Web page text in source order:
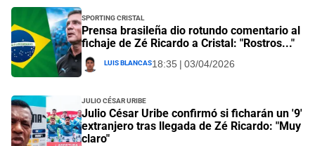
Sporting Cristal
Prensa brasileña dio rotundo comentario al
fichaje de Zé Ricardo a Cristal: "Rostros..."
Luis Blancas18:35 | 03/04/2026
Julio César Uribe
Julio César Uribe confirmó si ficharán un '9'
extranjero tras llegada de Zé Ricardo: "Muy
claro"